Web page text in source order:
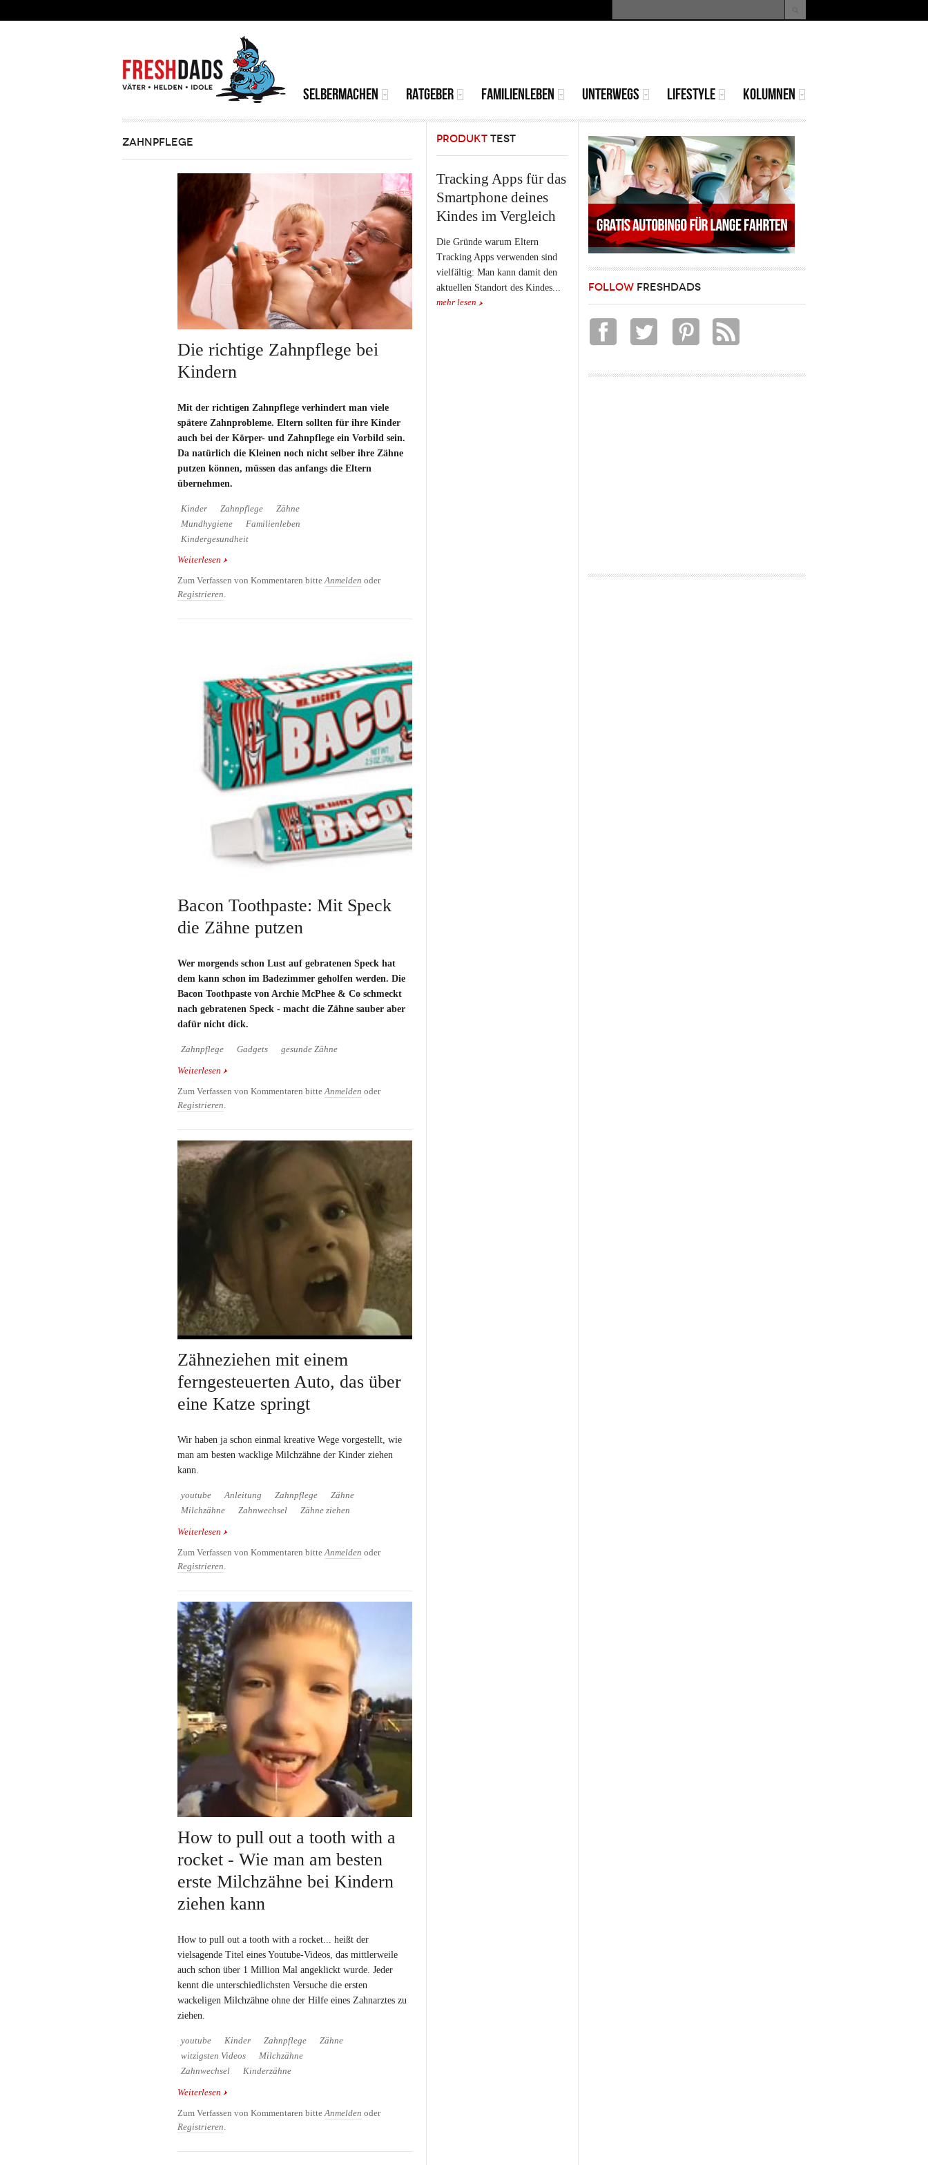
Suchformular
MAINMENU
SELBERMACHEN RATGEBER FAMILIENLEBEN UNTERWEGS LIFESTYLE KOLUMNEN
ZAHNPFLEGE
Die richtige Zahnpflege bei
Kindern
Mit der richtigen Zahnpflege verhindert man viele
spätere Zahnprobleme. Eltern sollten für ihre Kinder
auch bei der Körper- und Zahnpflege ein Vorbild sein.
Da natürlich die Kleinen noch nicht selber ihre Zähne
putzen können, müssen das anfangs die Eltern
übernehmen.
Kinder Zahnpflege
Zähne
Mundhygiene
Familienleben
Kindergesundheit
Weiterlesen über Die richtige Zahnpflege bei Kindern
Zum Verfassen von Kommentaren bitte Anmelden oder
Registrieren
Bacon Toothpaste: Mit Speck
die Zähne putzen
Wer morgends schon Lust auf gebratenen Speck hat
dem kann schon im Badezimmer geholfen werden. Die
Bacon Toothpaste von Archie McPhee & Co schmeckt
nach gebratenen Speck - macht die Zähne sauber aber
dafür nicht dick.
Zahnpflege Gadgets gesunde Zähne
Weiterlesen über Bacon Toothpaste: Mit Speck die Zähne
Zum Verfassen von Kommentaren bitteAnmelden oder
Registrieren.
Zähneziehen mit einem
ferngesteuerten Auto, das über
eine Katze springt
Wir haben ja schon einmal kreative Wege vorgestellt, wie
man am besten wacklige Milchzähne der Kinder ziehen
kann.
youtube Anleitung Zahnpflege
Zähne
Milchzähne
Zahnwechsel Zähne ziehen
Weiterlesen über Zähneziehen mit einem ferngesteuerten Auto,
Zum Verfassen von Kommentaren bitteAnmelden oder
Registrieren.
How to pull out a tooth with a
rocket - Wie man am besten
erste Milchzähne bei Kindern
ziehen kann
How to pull out a tooth with a rocket... heißt der
vielsagende Titel eines Youtube-Videos, das mittlerweile
auch schon über 1 Million Mal angeklickt wurde. Jeder
kennt die unterschiedlichsten Versuche die ersten
wackeligen Milchzähne ohne der Hilfe eines Zahnarztes zu
ziehen.
youtube Kinder Zahnpflege
Zähne
witzigsten Videos
Milchzähne
Zahnwechsel
Kinderzähne
Weiterlesen über How to pull out a tooth with a rocket - Wie
Zum Verfassen von Kommentaren bitte Anmelden oder
Registrieren
PRODUKT TEST
Tracking Apps für das
Smartphone deines
Kindes im Vergleich
Die Gründe warum Eltern
Tracking Apps verwenden sind
vielfältig: Man kann damit den
aktuellen Standort des Kindes...
mehr lesen
FOLLOW FRESHDADS